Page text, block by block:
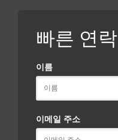
빠른 연락
이름
이메일 주소